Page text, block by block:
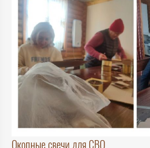
Окопные свечи для СВО